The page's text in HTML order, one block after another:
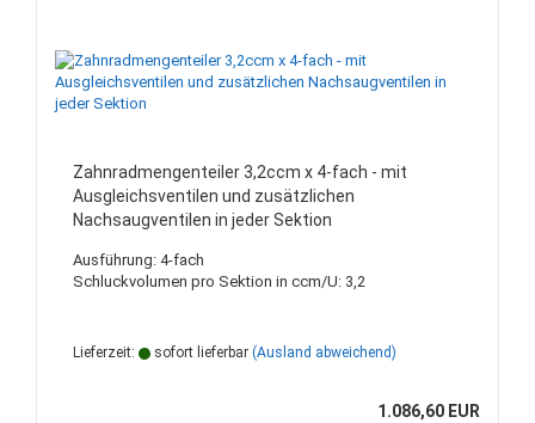
Zahnradmengenteiler 3,2ccm x 4-fach - mit
Ausgleichsventilen und zusätzlichen
Nachsaugventilen in jeder Sektion
Ausführung: 4-fach
Schluckvolumen pro Sektion in ccm/U: 3,2
Lieferzeit: sofort lieferbar (Ausland abweichend)
1.086,60 EUR